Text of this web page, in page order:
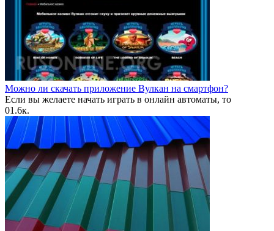
Можно ли скачать приложение Вулкан на смартфон?
Если вы желаете начать играть в онлайн автоматы, то
01.6к.